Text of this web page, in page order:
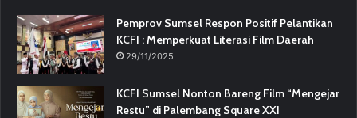
Pemprov Sumsel Respon Positif Pelantikan
KCFI : Memperkuat Literasi Film Daerah
29/11/2025
KCFI Sumsel Nonton Bareng Film “Mengejar
Restu” di Palembang Square XXI